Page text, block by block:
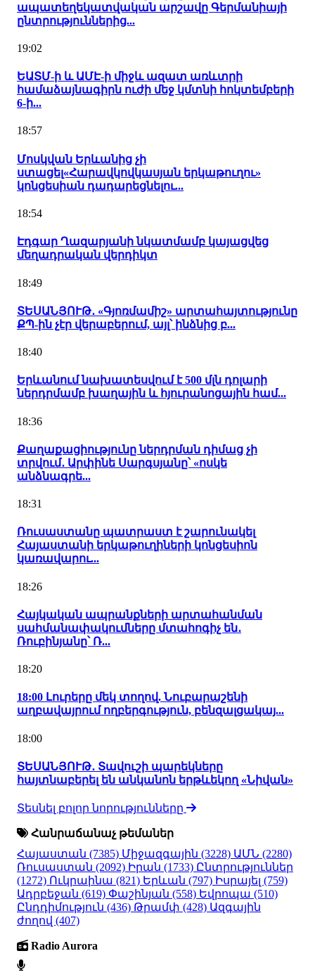
ապատեղեկատվական արշավը Գերմանիայի
ընտրություններից...
19:02
ԵԱՏՄ-ի և ԱՄԷ-ի միջև ազատ առևտրի
համաձայնագիրն ուժի մեջ կմտնի հոկտեմբերի
6-ի...
18:57
Մոսկվան Երևանից չի
ստացել«Հարավկովկասյան երկաթուղու»
կոնցեսիան դադարեցնելու...
18:54
Էդգար Ղազարյանի նկատմամբ կայացվեց
մեղադրական վերդիկտ
18:49
ՏԵՍԱՆՅՈՒԹ․ «Գյոռմամիշ» արտահայտությունը
ՔՊ-ին չէր վերաբերում, այլ՝ ինձնից բ...
18:40
Երևանում նախատեսվում է 500 մլն դոլարի
ներդրմամբ խաղային և հյուրանոցային համ...
18:36
Քաղաքացիությունը ներդրման դիմաց չի
տրվում․ Արփինե Սարգսյանը՝ «ոսկե
անձնագրե...
18:31
Ռուսաստանը պատրաստ է շարունակել
Հայաստանի երկաթուղիների կոնցեսիոն
կառավարու...
18:26
Հայկական ապրանքների արտահանման
սահմանափակումները մտահոգիչ են․
Ռուբինյանը՝ Ռ...
18:20
18:00 Լուրերը մեկ տողով. Նուբարաշենի
աղբավայրում ողբերգություն, բենզալցակայ...
18:00
ՏԵՍԱՆՅՈՒԹ․ Տավուշի պարեկները
հայտնաբերել են անկանոն երթևեկող «Նիվան»
Տեսնել բոլոր նորությունները
Հանրաճանաչ թեմաներ
Հայաստան (7385) Միջազգային (3228) ԱՄՆ (2280)
Ռուսաստան (2092) Իրան (1733) Ընտրություններ
(1272) Ուկրաինա (821) Երևան (797) Իսրայել (759)
Ադրբեջան (619) Փաշինյան (558) Եվրոպա (510)
Ընդդիմություն (436) Թրամփ (428) Ազգային
ժողով (407)
Radio Aurora